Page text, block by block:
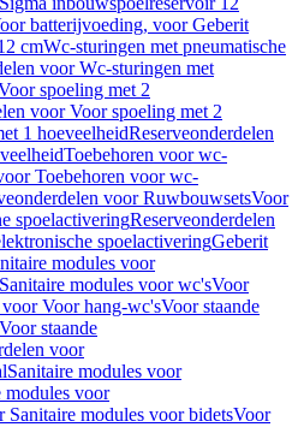
batterijvoeding, voor Geberit
cmWc-sturingen met pneumatische
voor Wc-sturingen met
spoeling met 2
voor Voor spoeling met 2
1 hoeveelheidReserveonderdelen
Toebehoren voor wc-
Toebehoren voor wc-
voor RuwbouwsetsVoor
spoelactiveringReserveonderdelen
spoelactiveringGeberit
modules voor
modules voor wc'sVoor
Voor hang-wc'sVoor staande
staande
voor
Sanitaire modules voor
modules voor
Sanitaire modules voor bidetsVoor